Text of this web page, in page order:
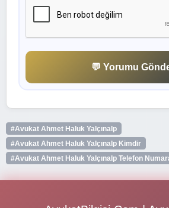
💬 Yorumu
#Avukat Ahmet Haluk Yalçınalp
#Avukat Ahmet Haluk Yalçınalp Kimdir
#Avukat Ahmet Haluk Yalçınalp Telefon